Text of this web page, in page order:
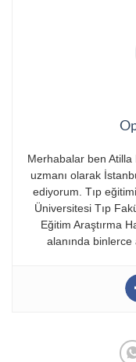
Merhabalar ben
uzmanı olarak
ediyorum. Tıp
Üniversitesi Tıp
Eğitim Araştırma
alanında